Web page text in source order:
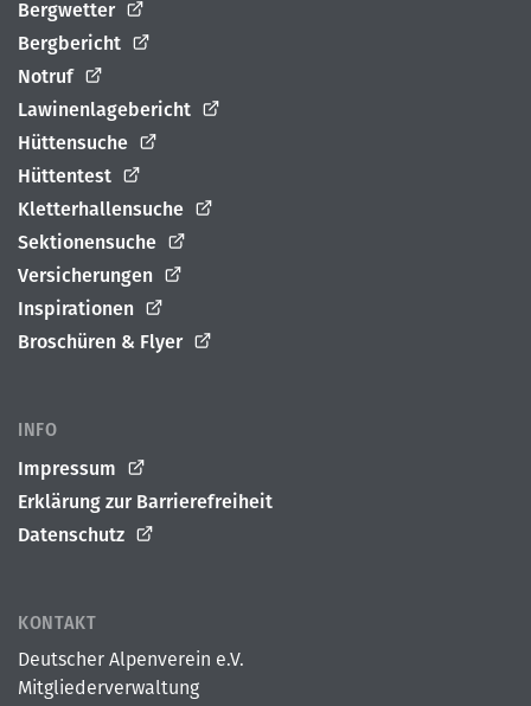
Bergwetter
Bergbericht
Notruf
Lawinenlagebericht
Hüttensuche
Hüttentest
Kletterhallensuche
Sektionensuche
Versicherungen
Inspirationen
Broschüren & Flyer
INFO
Impressum
Erklärung zur Barrierefreiheit
Datenschutz
KONTAKT
Deutscher Alpenverein e.V.
Mitgliederverwaltung